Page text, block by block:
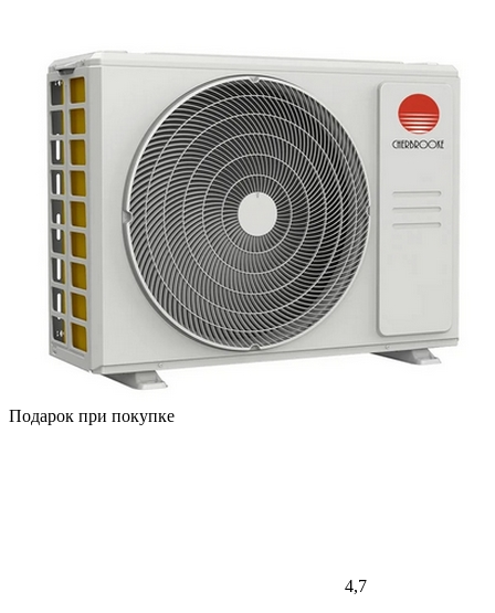
Подарок при покупке
4,7